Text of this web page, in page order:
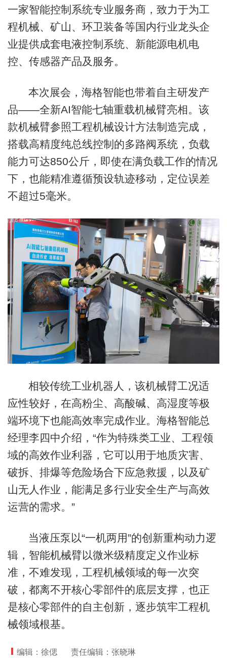
一家智能控制系统专业服务商，致力于为工
程机械、矿山、环卫装备等国内行业龙头企
业提供成套电液控制系统、新能源电机电
控、传感器产品及服务。
本次展会，海格智能也带着自主研发产
品——全新AI智能七轴重载机械臂亮相。该
款机械臂参照工程机械设计方法制造完成，
搭载高精度纯总线控制的多路阀系统，负载
能力可达850公斤，即使在满负载工作的情况
下，也能精准遵循预设轨迹移动，定位误差
不超过5毫米。
相较传统工业机器人，该机械臂工况适
应性较好，在高粉尘、高酸碱、高湿度等极
端环境下也能高效率完成作业。海格智能总
经理李四中介绍，“作为特殊类工业、工程领
域的高效作业利器，它可以用于地质灾害、
破拆、排爆等危险场合下应急救援，以及矿
山无人作业，能满足多行业安全生产与高效
运营的需求。”
当液压泵以“一机两用”的创新重构动力逻
辑，智能机械臂以微米级精度定义作业标
准，不难发现，工程机械领域的每一次突
破，都离不开核心零部件的底层支撑，也正
是核心零部件的自主创新，逐步筑牢工程机
械领域根基。
编辑：徐偲 责任编辑：张晓琳